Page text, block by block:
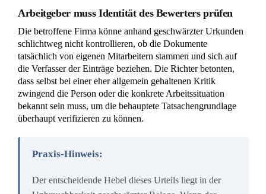
Arbeitgeber muss Identität des Bewerters prüfen
Die betroffene Firma könne anhand geschwärzter Urkunden
schlichtweg nicht kontrollieren, ob die Dokumente
tatsächlich von eigenen Mitarbeitern stammen und sich auf
die Verfasser der Einträge beziehen. Die Richter betonten,
dass selbst bei einer eher allgemein gehaltenen Kritik
zwingend die Person oder die konkrete Arbeitssituation
bekannt sein muss, um die behauptete Tatsachengrundlage
überhaupt verifizieren zu können.
Praxis-Hinweis:
Der entscheidende Hebel dieses Urteils liegt in der